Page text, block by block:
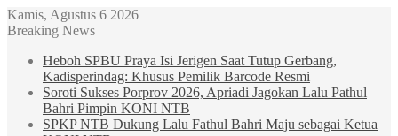
Kamis, Agustus 6 2026
Breaking News
Heboh SPBU Praya Isi Jerigen Saat Tutup Gerbang,
Kadisperindag: Khusus Pemilik Barcode Resmi
Soroti Sukses Porprov 2026, Apriadi Jagokan Lalu Pathul
Bahri Pimpin KONI NTB
SPKP NTB Dukung Lalu Fathul Bahri Maju sebagai Ketua